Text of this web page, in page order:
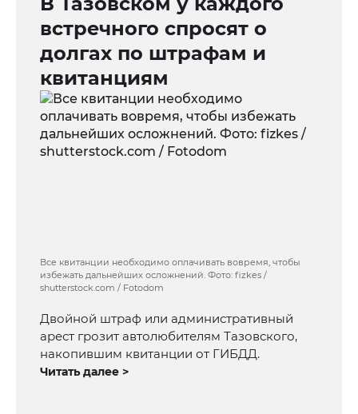
встречного спросят о
долгах по штрафам и
квитанциям
Все квитанции необходимо оплачивать вовремя, чтобы
избежать дальнейших осложнений. Фото: fizkes /
shutterstock.com / Fotodom
Двойной штраф или административный
арест грозит автолюбителям Тазовского,
накопившим квитанции от ГИБДД.
Читать далее >